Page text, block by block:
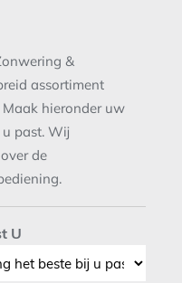
&
assortiment
hieronder uw
past. Wij
de
U